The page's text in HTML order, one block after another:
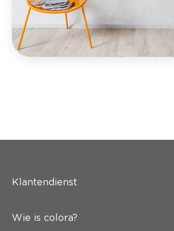
Klantendienst
Wie is colora?